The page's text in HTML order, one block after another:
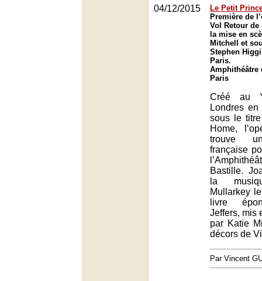
04/12/2015
Le Petit
Première de
Vol Retour de
la mise en
Mitchell et
Stephen
Paris.
Amphithéâtre
Paris
Créé au
Londres
sous le
Home,
trouve
française
Bastille.
la
Mullarkey
livre
Jeffers, mis
par Katie
décors de
Par Vincent